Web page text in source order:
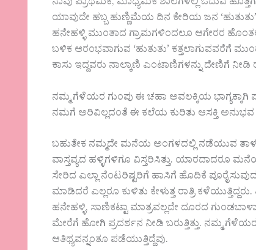
ಯಾವುದೇ ಹಬ್ಬ ಹುಣ್ಣಿಮೆಯ ದಿನ ಕೇರಿಯ ಜನ
ಹನೇಹಳ್ಳಿ ಮುಂತಾದ ಗ್ರಾಮಗಳಿಂದಲೂ ಆಗೇರರ
ಬಳಿಕ ಆರಂಭವಾಗುವ ‘ಹುತುತು’ ಕತ್ತಲಾಗುವವರೆಗೆ
ಕಾಸು ಇದ್ದವರು ನಾಲ್ಕಾಣಿ ಎಂಟಾಣಿಗಳನ್ನು ದೇಣಿಗೆ ನೀಡಿ
ನಮ್ಮ ಗೆಳೆಯರ ಗುಂಪು ಈ ಚಹಾ ಅವಲಕ್ಕಿಯ ಭಾಗ್ಯಕ್ಕಾಗಿ
ನಮಗೆ ಅರಿವಿಲ್ಲದಂತೆ ಈ ಕಲೆಯ ಕುರಿತು ಆಸಕ್ತಿ ಅನುಭವ
ಬಹುತೇಕ ನಮ್ಮದೇ ಮನೆಯ ಅಂಗಳದಲ್ಲಿ ನಡೆಯುವ
ವಾಸ್ತವ್ಯದ ಹಳ್ಳಿಗಳಿಗೂ ವಿಸ್ತರಿಸಿತ್ತು. ಯಾರದಾದರೂ
ಸೇರಿದ ಎಲ್ಲಾ ನೆಂಟರಿಷ್ಟರಿಗೆ ಹಾಸಿಗೆ ಹೊದಿಕೆ
ಮಾಡಿದರೆ ಎಲ್ಲರೂ ಕುಳಿತು ಕೇಳುತ್ತ ರಾತ್ರಿ
ಹನೇಹಳ್ಳಿ, ಸಾಣಿಕಟ್ಟಾ ಮಾತ್ರವಲ್ಲದೇ ದೂರದ
ಮೇರೆಗೆ ಹೋಗಿ ಪ್ರದರ್ಶನ ನೀಡಿ ಬರುತ್ತಿತ್ತು. ನಮ್ಮ
ಆತಿಥ್ಯವನ್ನಂತೂ ಪಡೆಯುತ್ತಿದ್ದೆವು.